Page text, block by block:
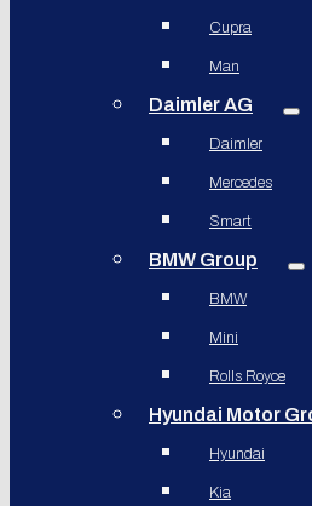
Cupra
Man
Daimler AG
Daimler
Mercedes
Smart
BMW Group
BMW
Mini
Rolls Royce
Hyundai Motor
Hyundai
Kia